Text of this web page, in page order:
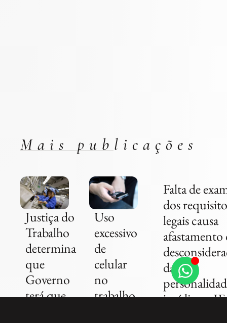
Mais publicações
Justiça do
Trabalho
determina
que
Governo
terá que
Uso
excessivo
de
celular
no
trabalho
Falta de
dos
legais causa
afastamento
da
jurídica – JE